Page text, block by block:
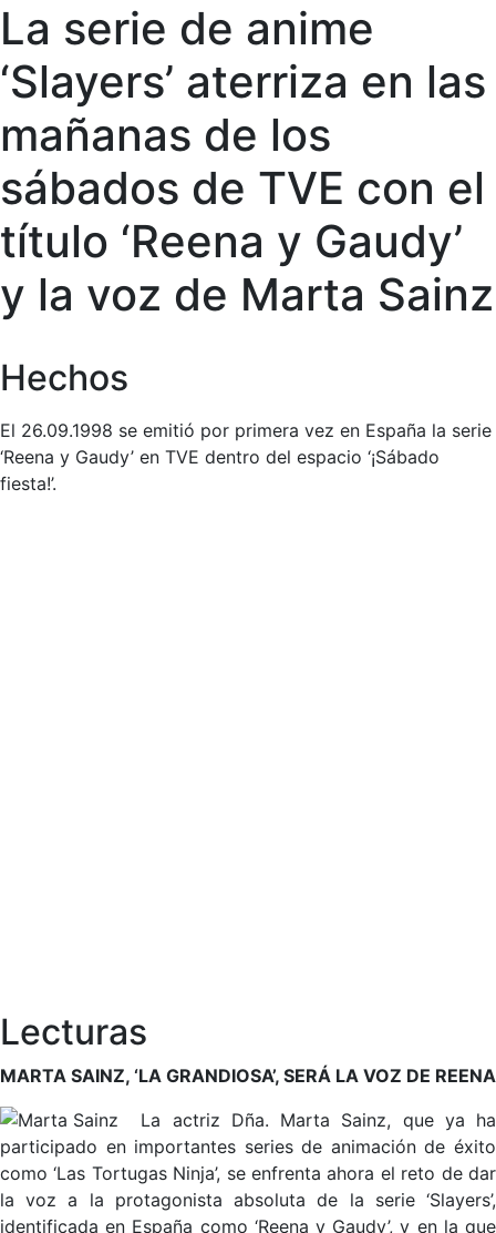
La serie de anime
‘Slayers’ aterriza en las
mañanas de los
sábados de TVE con el
título ‘Reena y Gaudy’
y la voz de Marta Sainz
Hechos
El 26.09.1998 se emitió por primera vez en España la serie
‘Reena y Gaudy’ en TVE dentro del espacio ‘¡Sábado
fiesta!’.
Lecturas
MARTA SAINZ, ‘LA GRANDIOSA’, SERÁ LA VOZ DE REENA
La actriz Dña. Marta Sainz, que ya ha
participado en importantes series de animación de éxito
como ‘Las Tortugas Ninja’, se enfrenta ahora el reto de dar
la voz a la protagonista absoluta de la serie ‘Slayers’,
identificada en España como ‘Reena y Gaudy’, y en la que